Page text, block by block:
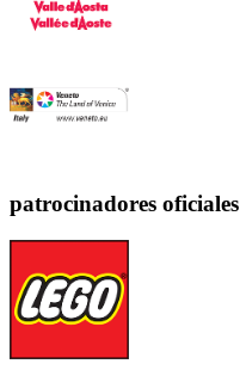
patrocinadores oficiales